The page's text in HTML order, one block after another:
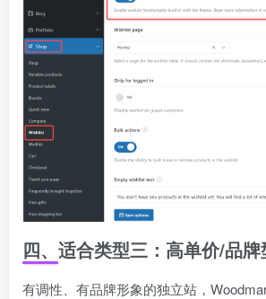
四、适合类型三：高单价/品
有调性、有品牌形象的独立站，